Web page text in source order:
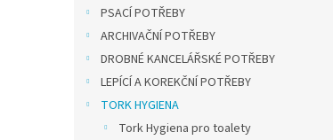
PSACÍ POTŘEBY
ARCHIVAČNÍ POTŘEBY
DROBNÉ KANCELÁŘSKÉ POTŘEBY
LEPÍCÍ A KOREKČNÍ POTŘEBY
TORK HYGIENA
Tork Hygiena pro toalety